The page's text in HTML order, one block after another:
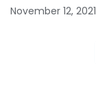
November 12, 2021